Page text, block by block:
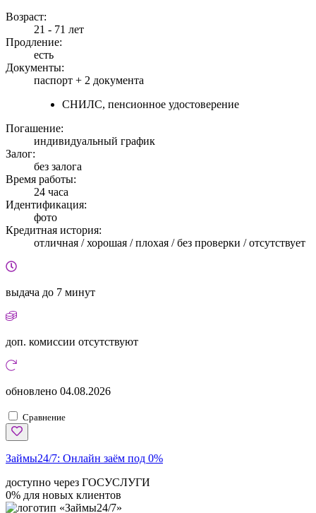
Возраст:
21 - 71 лет
Продление:
есть
Документы:
паспорт + 2 документа
СНИЛС, пенсионное удостоверение
Погашение:
индивидуальный график
Залог:
без залога
Время работы:
24 часа
Идентификация:
фото
Кредитная история:
отличная / хорошая / плохая / без проверки / отсутствует
выдача до 7 минут
доп. комиссии отсутствуют
обновлено 04.08.2026
Сравнение
Займы24/7: Онлайн заём под 0%
доступно через ГОСУСЛУГИ
0% для новых клиентов